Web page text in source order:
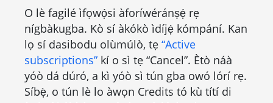
O lè fagilé ìfọwọ́si àforíwéránṣẹ́ rẹ
nígbàkugba. Kò sí àkókò ìdíjẹ́ kómpání. Kan
lọ sí dasibodu olùmúlò, tẹ “Active
subscriptions” kí o sì tẹ “Cancel”. Ètò náà
yóò dá dúró, a kì yóò sì tún gba owó lórí rẹ.
Síbẹ̀, o tún lè lo àwọn Credits tó kù títí di